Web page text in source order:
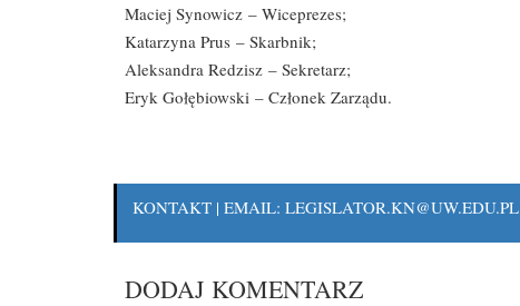
Maciej Synowicz – Wiceprezes;
Katarzyna Prus – Skarbnik;
Aleksandra Redzisz – Sekretarz;
Eryk Gołębiowski – Członek Zarządu.
KONTAKT | EMAIL: LEGISLATOR.KN@UW.EDU.PL
DODAJ KOMENTARZ